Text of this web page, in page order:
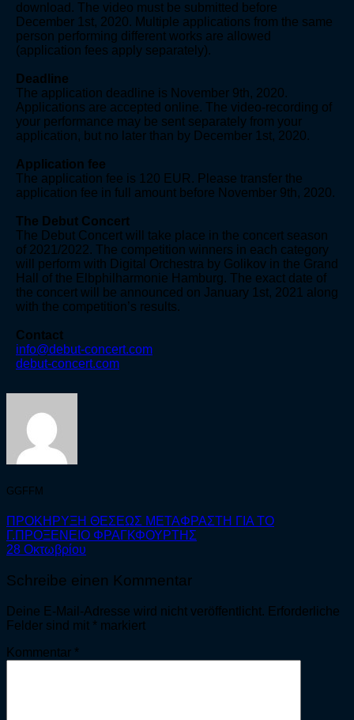
download. The video must be submitted before
December 1st, 2020. Multiple applications from the same
person performing different works are allowed
(application fees apply separately).
Deadline
The application deadline is November 9th, 2020.
Applications are accepted online. The video-recording of
your performance may be sent separately from your
application, but no later than by December 1st, 2020.
Application fee
The application fee is 120 EUR. Please transfer the
application fee in full amount before November 9th, 2020.
The Debut Concert
The Debut Concert will take place in the concert season
of 2021/2022. The competition winners in each category
will perform with Digital Orchestra by Golikov in the Grand
Hall of the Elbphilharmonie Hamburg. The exact date of
the concert will be announced on January 1st, 2021 along
with the competition’s results.
Contact
info@debut-concert.com
debut-concert.com
GGFFM
ΠΡΟΚΗΡΥΞΗ ΘΕΣΕΩΣ ΜΕΤΑΦΡΑΣΤΗ ΓΙΑ ΤΟ
Γ.ΠΡΟΞΕΝΕΙΟ ΦΡΑΓΚΦΟΥΡΤΗΣ
28 Οκτωβρίου
Schreibe einen Kommentar
Deine E-Mail-Adresse wird nicht veröffentlicht. Erforderliche
Felder sind mit * markiert
Kommentar *